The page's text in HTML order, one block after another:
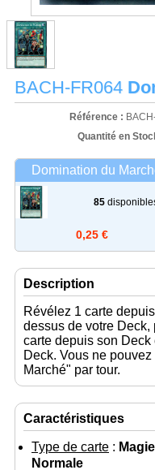
BACH-FR064
Référence :
Quantité en
Domination du
85
0,25 €
Description
Révélez 1 carte
dessus de votre
carte depuis son
Deck. Vous ne
Marché" par tour.
Caractéristiques
Type de carte : Magie
Normale